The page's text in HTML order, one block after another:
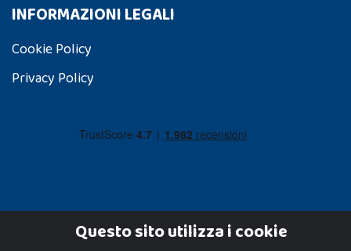
INFORMAZIONI LEGALI
Cookie Policy
Privacy Policy
Questo sito utilizza i cookie